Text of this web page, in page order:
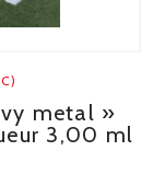
metal »
3,00 ml